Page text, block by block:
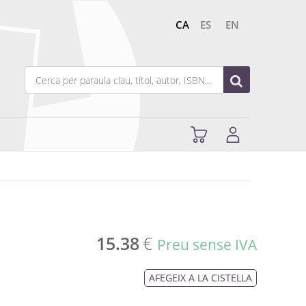
CA ES EN
15.38€ Preu sense IVA
AFEGEIX A LA CISTELLA